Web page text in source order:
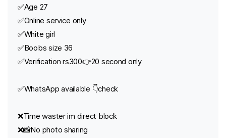
✅Age 27
✅Online service only
✅White girl
✅Boobs size 36
✅Verification rs300👉20 second only
✅WhatsApp available 👇check
❌Time waster im direct block
❌📸No photo sharing